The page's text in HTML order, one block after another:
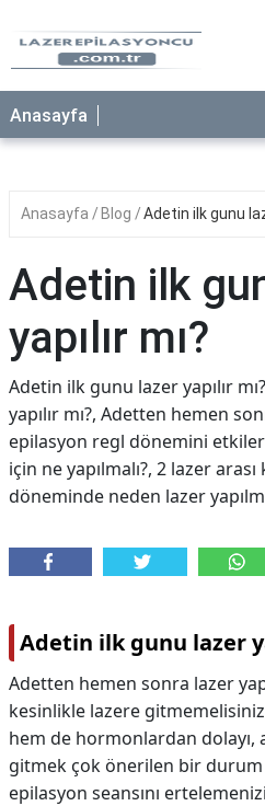
Anasayfa
Anasayfa Blog Adetin ilk gunu
Adetin ilk
yapılır mı?
Adetin ilk gunu lazer yapılır
yapılır mı?, Adetten hemen
epilasyon regl dönemini
için ne yapılmalı?, 2 lazer
döneminde neden lazer
Adetin ilk gunu lazer
Adetten hemen sonra lazer
kesinlikle lazere
hem de hormonlardan
gitmek çok önerilen bir
epilasyon seansını